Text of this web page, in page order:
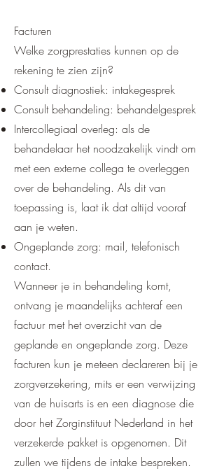
Facturen
Welke zorgprestaties kunnen op de
rekening te zien zijn?
Consult diagnostiek: intakegesprek
Consult behandeling: behandelgesprek
Intercollegiaal overleg: als de
behandelaar het noodzakelijk vindt om
met een externe collega te overleggen
over de behandeling. Als dit van
toepassing is, laat ik dat altijd vooraf
aan je weten.
Ongeplande zorg: mail, telefonisch
contact.
Wanneer je in behandeling komt,
ontvang je maandelijks achteraf een
factuur met het overzicht van de
geplande en ongeplande zorg. Deze
facturen kun je meteen declareren bij je
zorgverzekering, mits er een verwijzing
van de huisarts is en een diagnose die
door het Zorginstituut Nederland in het
verzekerde pakket is opgenomen. Dit
zullen we tijdens de intake bespreken.